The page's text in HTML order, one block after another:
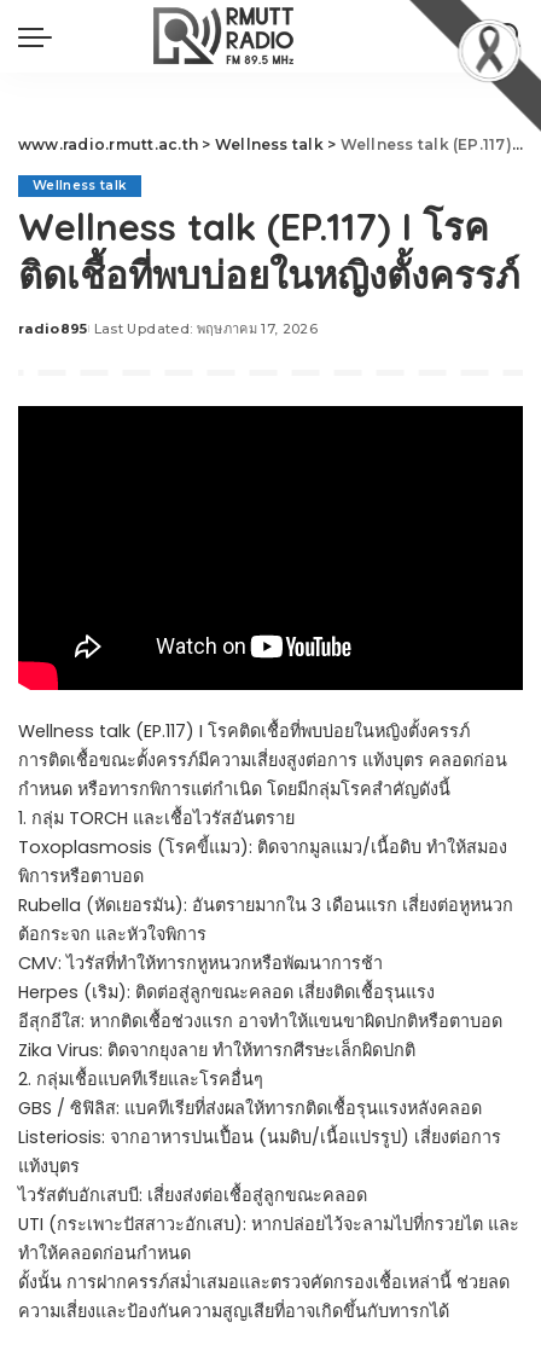
www.radio.rmutt.ac.th > Wellness talk> Wellness talk (EP.117) I โรคติดเชื้อที่พบบ่อยในหญิงตั้งครรภ์
Wellness talk
Wellness talk (EP.117) I โรค
ติดเชื้อที่พบบ่อยในหญิงตั้งครรภ์
Posted
radio895 Last Updated: พฤษภาคม 17, 2026
Wellness talk (EP.117) I โรคติดเชื้อที่พบบ่อยในหญิงตั้งครรภ์
การติดเชื้อขณะตั้งครรภ์มีความเสี่ยงสูงต่อการ แท้งบุตร คลอดก่อน
กำหนด หรือทารกพิการแต่กำเนิด โดยมีกลุ่มโรคสำคัญดังนี้
1. กลุ่ม TORCH และเชื้อไวรัสอันตราย
Toxoplasmosis (โรคขี้แมว): ติดจากมูลแมว/เนื้อดิบ ทำให้สมอง
พิการหรือตาบอด
Rubella (หัดเยอรมัน): อันตรายมากใน 3 เดือนแรก เสี่ยงต่อหูหนวก
ต้อกระจก และหัวใจพิการ
CMV: ไวรัสที่ทำให้ทารกหูหนวกหรือพัฒนาการช้า
Herpes (เริม): ติดต่อสู่ลูกขณะคลอด เสี่ยงติดเชื้อรุนแรง
อีสุกอีใส: หากติดเชื้อช่วงแรก อาจทำให้แขนขาผิดปกติหรือตาบอด
Zika Virus: ติดจากยุงลาย ทำให้ทารกศีรษะเล็กผิดปกติ
2. กลุ่มเชื้อแบคทีเรียและโรคอื่นๆ
GBS / ซิฟิลิส: แบคทีเรียที่ส่งผลให้ทารกติดเชื้อรุนแรงหลังคลอด
Listeriosis: จากอาหารปนเปื้อน (นมดิบ/เนื้อแปรรูป) เสี่ยงต่อการ
แท้งบุตร
ไวรัสตับอักเสบบี: เสี่ยงส่งต่อเชื้อสู่ลูกขณะคลอด
UTI (กระเพาะปัสสาวะอักเสบ): หากปล่อยไว้จะลามไปที่กรวยไต และ
ทำให้คลอดก่อนกำหนด
ดั้งนั้น การฝากครรภ์สม่ำเสมอและตรวจคัดกรองเชื้อเหล่านี้ ช่วยลด
ความเสี่ยงและป้องกันความสูญเสียที่อาจเกิดขึ้นกับทารกได้